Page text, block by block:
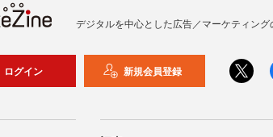
デジタルを中心とした広告／マーケティン
ログイン 新規会員登録